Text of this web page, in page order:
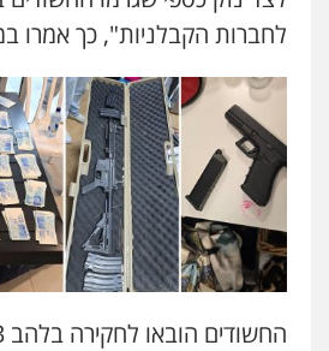
לחברות הקבלניות", כך אמרו